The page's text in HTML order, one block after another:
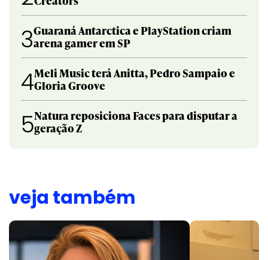
3Guaraná Antarctica e PlayStation criam
arena gamer em SP
4Meli Music terá Anitta, Pedro Sampaio e
Gloria Groove
5Natura reposiciona Faces para disputar a
geração Z
veja também